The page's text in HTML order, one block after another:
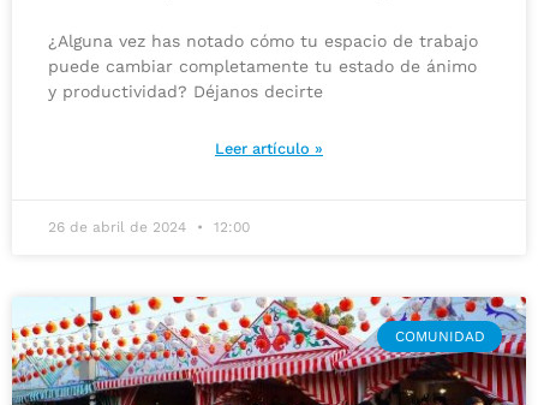
¿Alguna vez has notado cómo tu espacio de trabajo
puede cambiar completamente tu estado de ánimo
y productividad? Déjanos decirte
Leer artículo »
26 de abril de 2024 12:00
COMUNIDAD